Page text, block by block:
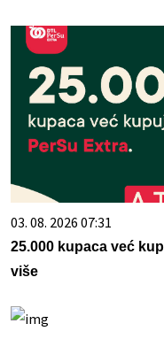
03. 08. 2026 07:31
25.000 kupaca već
više